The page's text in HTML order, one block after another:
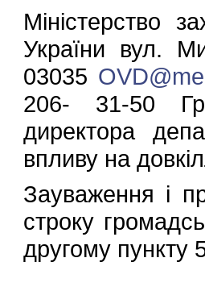
Міністерство
України вул.
03035
206- 31-50
директора
впливу на
Зауваження і
строку
другому пункту